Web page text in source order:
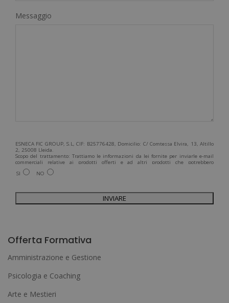
Messaggio
ESNECA FIC GROUP, S.L, CIF: B25776428, Domicilio: C/ Comtessa Elvira, 13, Altillo
2, 25008 Lleida.
Scopo del trattamento: Trattiamo le informazioni da lei fornite per inviarle e-mail
commerciali relative ai prodotti offerti e ad altri prodotti che potrebbero
interessarla. Legittimazione del trattamento: Consenso dell'interessato. Diritti:
Può esercitare i suoi diritti identificandosi sufficientemente e contattandoci
ricevere informazioni commerciali (per telefono e/o via e-mail):
SI NO
l
r
n
Offerta Formativa
Amministrazione e Gestione
Psicologia e Coaching
Arte e Mestieri